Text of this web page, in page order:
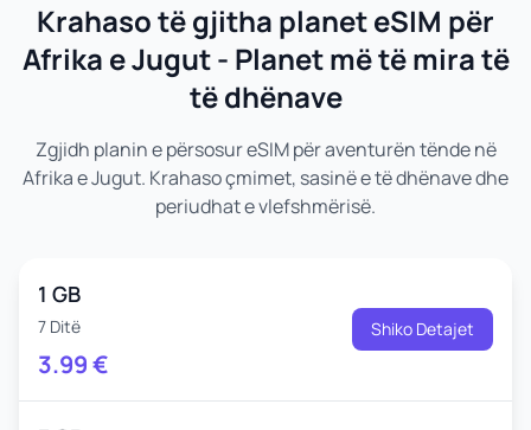
Krahaso të gjitha planet eSIM për
Afrika e Jugut - Planet më të mira të
të dhënave
Zgjidh planin e përsosur eSIM për aventurën tënde në
Afrika e Jugut. Krahaso çmimet, sasinë e të dhënave dhe
periudhat e vlefshmërisë.
1 GB
7 Ditë
3.99€
Shiko Detajet